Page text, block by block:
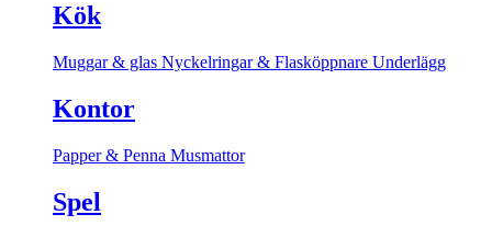
Kök
Muggar & glas Nyckelringar & Flasköppnare Underlägg
Kontor
Papper & Penna Musmattor
Spel